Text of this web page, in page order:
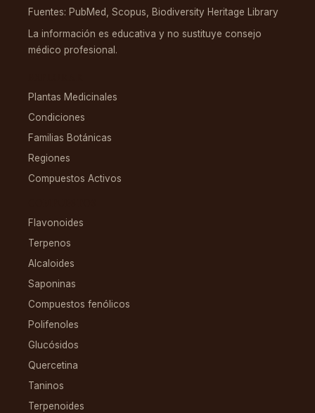
Fuentes: PubMed, Scopus, Biodiversity Heritage Library
La información es educativa y no sustituye consejo
médico profesional.
Plantas Medicinales
Condiciones
Familias Botánicas
Regiones
Compuestos Activos
Flavonoides
Terpenos
Alcaloides
Saponinas
Compuestos fenólicos
Polifenoles
Glucósidos
Quercetina
Taninos
Terpenoides